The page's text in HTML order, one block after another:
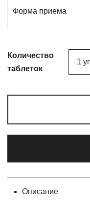
Форма приема
Количество
таблеток
Описание